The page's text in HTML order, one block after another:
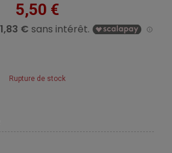
5,50 €
Rupture de stock